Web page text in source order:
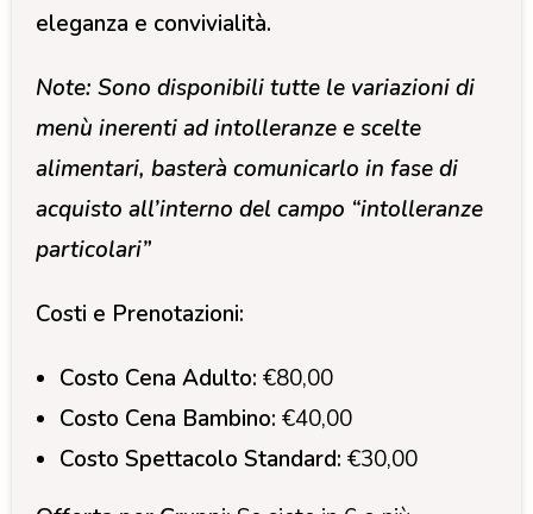
eleganza e convivialità.
Note: Sono disponibili tutte le variazioni di
menù inerenti ad intolleranze e scelte
alimentari, basterà comunicarlo in fase di
acquisto all’interno del campo “intolleranze
particolari”
Costi e Prenotazioni:
Costo Cena Adulto: €80,00
Costo Cena Bambino: €40,00
Costo Spettacolo Standard: €30,00